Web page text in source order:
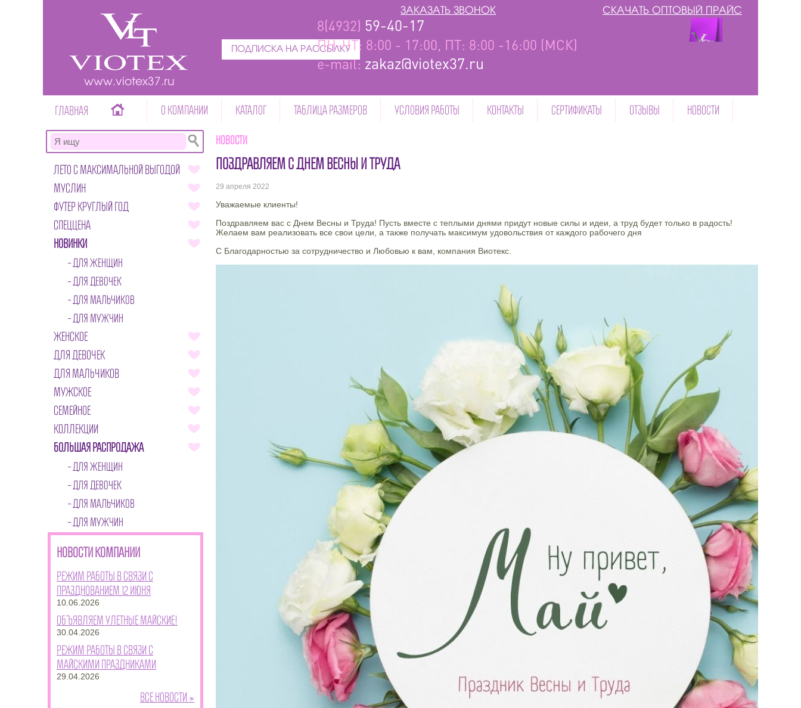
www.viotex37.ru
ПОДПИСКА НА РАССЫЛКУ
8(4932) 59-40-17
ПН-ЧТ: 8:00 - 17:00, ПТ: 8:00 -16:00 (МСК)
e-mail: zakaz@viotex37.ru
СКАЧАТЬ ОПТОВЫЙ ПРАЙС
ЗАКАЗАТЬ ЗВОНОК
ГЛАВНАЯ О КОМПАНИИ КАТАЛОГ ТАБЛИЦА РАЗМЕРОВ УСЛОВИЯ РАБОТЫ КОНТАКТЫ СЕРТИФИКАТЫ ОТЗЫВЫ НОВОСТИ
ЛЕТО С МАКСИМАЛЬНОЙ ВЫГОДОЙ
МУСЛИН
ФУТЕР КРУГЛЫЙ ГОД
СПЕЦЦЕНА
НОВИНКИ
ДЛЯ ЖЕНЩИН
ДЛЯ ДЕВОЧЕК
ДЛЯ МАЛЬЧИКОВ
ДЛЯ МУЖЧИН
ЖЕНСКОЕ
ДЛЯ ДЕВОЧЕК
ДЛЯ МАЛЬЧИКОВ
МУЖСКОЕ
СЕМЕЙНОЕ
КОЛЛЕКЦИИ
БОЛЬШАЯ РАСПРОДАЖА
ДЛЯ ЖЕНЩИН
ДЛЯ ДЕВОЧЕК
ДЛЯ МАЛЬЧИКОВ
ДЛЯ МУЖЧИН
НОВОСТИ КОМПАНИИ
Режим работы в связи с
празднованием 12 июня
10.06.2026
Объявляем улетные майские!
30.04.2026
Режим работы в связи с
майскими праздниками
29.04.2026
Все новости »
Новости
ПОЗДРАВЛЯЕМ С ДНЕМ ВЕСНЫ И ТРУДА
29 апреля 2022
Уважаемые клиенты!
Поздравляем вас с Днем Весны и Труда! Пусть вместе с теплыми днями придут новые силы и идеи, а труд будет только в радость!
Желаем вам реализовать все свои цели, а также получать максимум удовольствия от каждого рабочего дня
С Благодарностью за сотрудничество и Любовью к вам, компания Виотекс.